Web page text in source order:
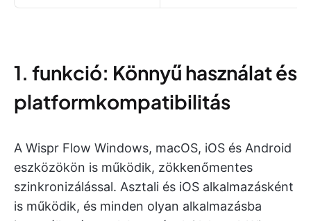
1. funkció: Könnyű használat és
platformkompatibilitás
A Wispr Flow Windows, macOS, iOS és Android
eszközökön is működik, zökkenőmentes
szinkronizálással. Asztali és iOS alkalmazásként
is működik, és minden olyan alkalmazásba